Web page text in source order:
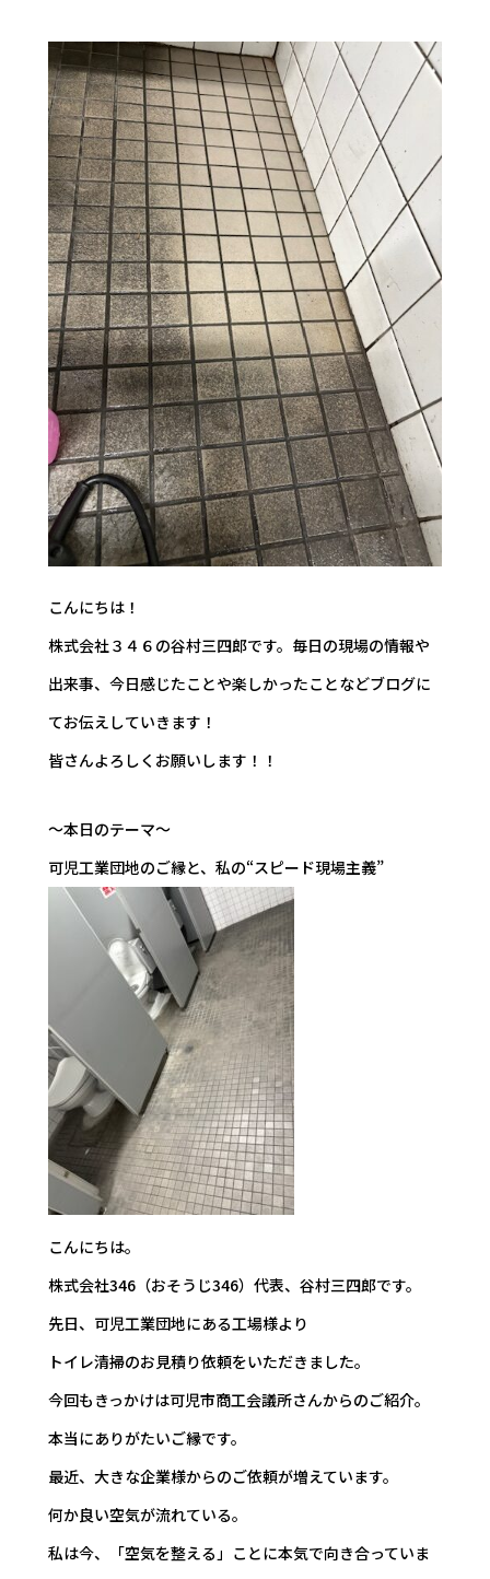
こんにちは！
株式会社３４６の谷村三四郎です。毎日の現場の情報や
出来事、今日感じたことや楽しかったことなどブログに
てお伝えしていきます！
皆さんよろしくお願いします！！
～本日のテーマ～
可児工業団地のご縁と、私の“スピード現場主義”
こんにちは。
株式会社346（おそうじ346）代表、谷村三四郎です。
先日、可児工業団地にある工場様より
トイレ清掃のお見積り依頼をいただきました。
今回もきっかけは可児市商工会議所さんからのご紹介。
本当にありがたいご縁です。
最近、大きな企業様からのご依頼が増えています。
何か良い空気が流れている。
私は今、「空気を整える」ことに本気で向き合っていま